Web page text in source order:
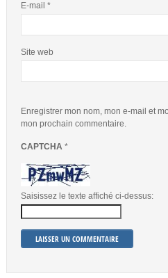
E-mail *
Site web
Enregistrer mon nom, mon e-mail et
mon prochain commentaire.
CAPTCHA *
Saisissez le texte affiché ci-dessus: